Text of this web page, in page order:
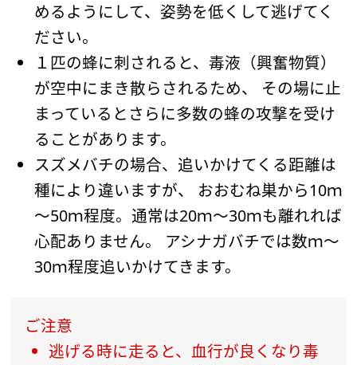
めるようにして、姿勢を低くして逃げてく
ださい。
１匹の蜂に刺されると、毒液（興奮物質）
が空中にまき散らされるため、 その場に止
まっているとさらに多数の蜂の攻撃を受け
ることがあります。
スズメバチの場合、追いかけてくる距離は
種により違いますが、 おおむね巣から10ｍ
～50ｍ程度。通常は20ｍ～30ｍも離れれば
心配ありません。 アシナガバチでは数ｍ～
30ｍ程度追いかけてきます。
ご注意
逃げる時に走ると、血行が良くなり毒